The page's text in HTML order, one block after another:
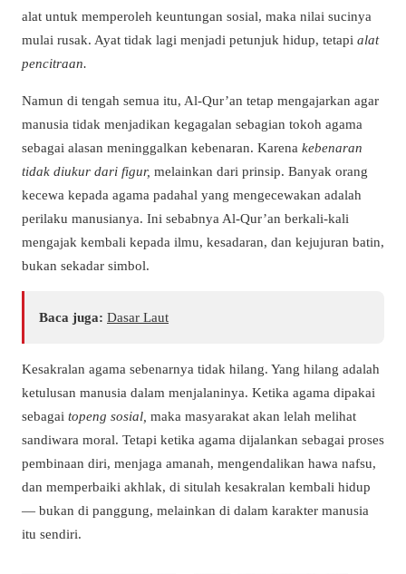
alat untuk memperoleh keuntungan sosial, maka nilai sucinya
mulai rusak. Ayat tidak lagi menjadi petunjuk hidup, tetapi alat
pencitraan.
Namun di tengah semua itu, Al-Qur’an tetap mengajarkan agar
manusia tidak menjadikan kegagalan sebagian tokoh agama
sebagai alasan meninggalkan kebenaran. Karena kebenaran
tidak diukur dari figur, melainkan dari prinsip. Banyak orang
kecewa kepada agama padahal yang mengecewakan adalah
perilaku manusianya. Ini sebabnya Al-Qur’an berkali-kali
mengajak kembali kepada ilmu, kesadaran, dan kejujuran batin,
bukan sekadar simbol.
Baca juga: Dasar Laut
Kesakralan agama sebenarnya tidak hilang. Yang hilang adalah
ketulusan manusia dalam menjalaninya. Ketika agama dipakai
sebagai topeng sosial, maka masyarakat akan lelah melihat
sandiwara moral. Tetapi ketika agama dijalankan sebagai proses
pembinaan diri, menjaga amanah, mengendalikan hawa nafsu,
dan memperbaiki akhlak, di situlah kesakralan kembali hidup
— bukan di panggung, melainkan di dalam karakter manusia
itu sendiri.